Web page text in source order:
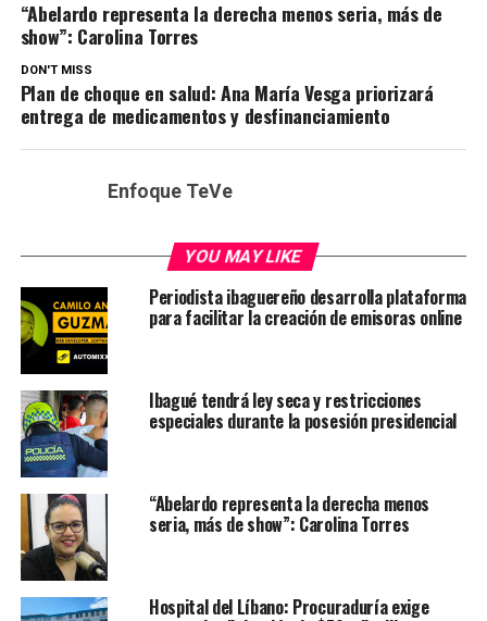
“Abelardo representa la derecha menos seria, más de
show”: Carolina Torres
DON'T MISS
Plan de choque en salud: Ana María Vesga priorizará
entrega de medicamentos y desfinanciamiento
Enfoque TeVe
YOU MAY LIKE
Periodista ibaguereño desarrolla plataforma
para facilitar la creación de emisoras online
Ibagué tendrá ley seca y restricciones
especiales durante la posesión presidencial
“Abelardo representa la derecha menos
seria, más de show”: Carolina Torres
Hospital del Líbano: Procuraduría exige